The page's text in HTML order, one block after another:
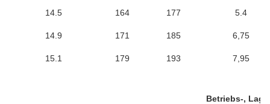
14.5 164 177 5.4
14.9 171 185 6,75
15.1 179 193 7,95
Betriebs-,